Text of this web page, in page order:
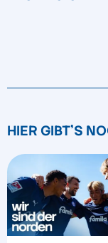
HIER GIBT'S